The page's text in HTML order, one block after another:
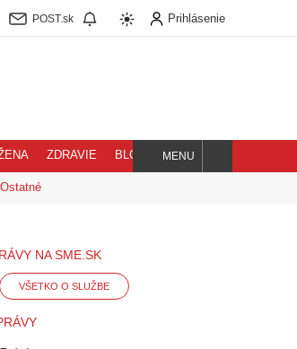
POST.sk Prihlásenie
ZDRAVIE BLOG
Hľadaj
MENU
Ostatné
NA SME.SK
VŠETKO O SLUŽBE